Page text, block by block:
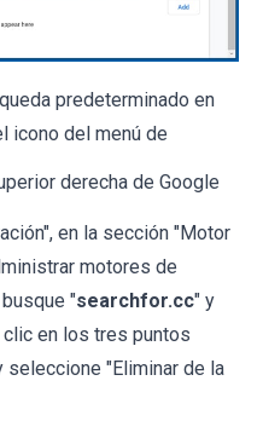
predeterminado en
icono del menú de
derecha de Google
en la sección "Motor
motores de
"searchfor.cc" y
clic en los tres puntos
"Eliminar de la